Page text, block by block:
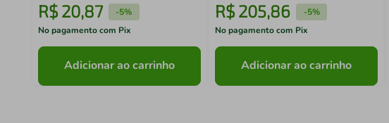
R$ 20,87 -5%
No pagamento com Pix
Adicionar ao carrinho
R$ 205,86 -5%
No pagamento com Pix
Adicionar ao carrinho